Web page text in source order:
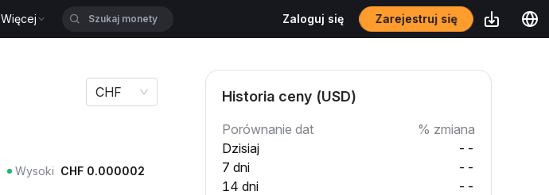
Więcej Zaloguj się Zarejestruj się
CHF
Wysoki CHF 0.000002
Historia ceny (USD)
Porównanie dat
% zmiana
Dzisiaj
--
7 dni
--
14 dni
--